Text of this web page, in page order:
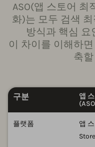
ASO(앱 스토어 최
화)는 모두 검색
방식과 핵심 요
이 차이를 이해하
축
구분
앱
플랫폼
앱